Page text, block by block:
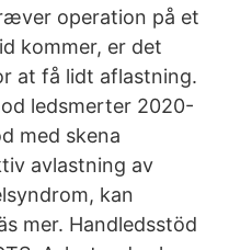
operation på et
kommer, er det
at få lidt aflastning.
ledsmerter 2020-
med skena
avlastning av
kan
mer. Handledsstöd